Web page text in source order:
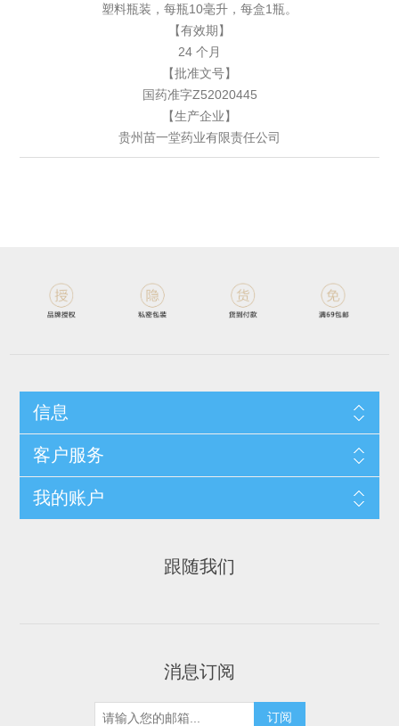
塑料瓶装，每瓶10毫升，每盒1瓶。
【有效期】
24 个月
【批准文号】
国药准字Z52020445
【生产企业】
贵州苗一堂药业有限责任公司
信息
客户服务
我的账户
跟随我们
消息订阅